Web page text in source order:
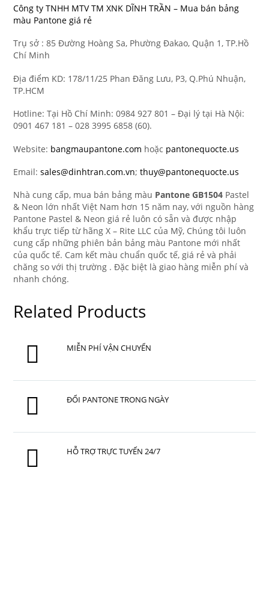
Công ty TNHH MTV TM XNK DĨNH TRẦN – Mua bán bảng
màu Pantone giá rẻ
Trụ sở : 85 Đường Hoàng Sa, Phường Đakao, Quận 1, TP.Hồ
Chí Minh
Địa điểm KD: 178/11/25 Phan Đăng Lưu, P3, Q.Phú Nhuận,
TP.HCM
Hotline: Tại Hồ Chí Minh: 0984 927 801 – Đại lý tại Hà Nội:
0901 467 181 – 028 3995 6858 (60).
Website: bangmaupantone.com hoặc pantonequocte.us
Email:sales@dinhtran.com.vn;thuy@pantonequocte.us
Nhà cung cấp, mua bán bảng màu Pantone GB1504 Pastel
& Neon lớn nhất Việt Nam hơn 15 năm nay, với nguồn hàng
Pantone Pastel & Neon giá rẻ luôn có sẵn và được nhập
khẩu trực tiếp từ hãng X – Rite LLC của Mỹ, Chúng tôi luôn
cung cấp những phiên bản bảng màu Pantone mới nhất
của quốc tế. Cam kết màu chuẩn quốc tế, giá rẻ và phải
chăng so với thị trường . Đặc biệt là giao hàng miễn phí và
nhanh chóng.
Related Products
MIỄN PHÍ VẬN CHUYỂN
ĐỔI PANTONE TRONG NGÀY
HỖ TRỢ TRỰC TUYẾN 24/7